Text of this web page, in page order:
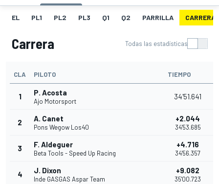
EL PL1 PL2 PL3 Q1 Q2 PARRILLA CARRERA
Carrera Todas las estadísticas
CLA PILOTO TIEMPO
1 P. Acosta
Ajo Motorsport
34'51.641
2 A. Canet
Pons Wegow Los40
+2.044
34'53.685
3 F. Aldeguer
Beta Tools - Speed Up Racing
+4.716
34'56.357
4 J. Dixon
Inde GASGAS Aspar Team
+9.082
35'00.723